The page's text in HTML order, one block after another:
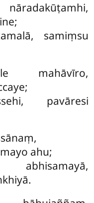
nāradakūṭamhi,
samiṃsu
mahāvīro,
pavāresi
ahu;
abhisamayā,